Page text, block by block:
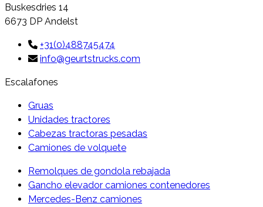
Buskesdries 14
6673 DP Andelst
+31(0)488745474
info@geurtstrucks.com
Escalafones
Gruas
Unidades tractores
Cabezas tractoras pesadas
Camiones de volquete
Remolques de gondola rebajada
Gancho elevador camiones contenedores
Mercedes-Benz camiones